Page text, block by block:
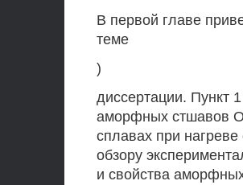
В первой главе
теме
)
диссертации. Пункт
аморфных стшавов
сплавах при
обзору
и свойства